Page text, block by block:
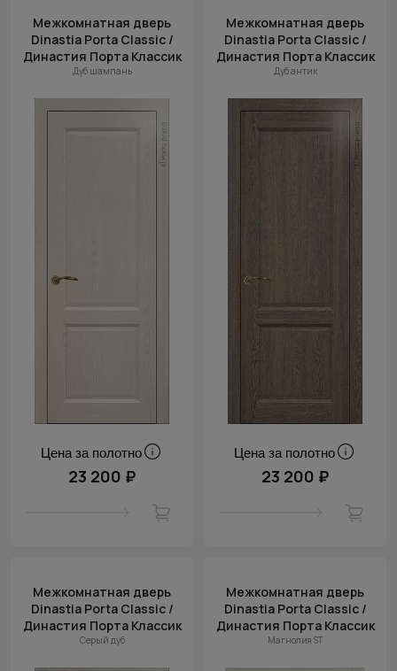
Межкомнатная дверь
Dinastia Porta Classic /
Династия Порта Классик
Дуб шампань
Цена за полотно
23 200 ₽
Межкомнатная дверь
Dinastia Porta Classic /
Династия Порта Классик
Дуб антик
Цена за полотно
23 200 ₽
Межкомнатная дверь
Dinastia Porta Classic /
Династия Порта Классик
Серый дуб
Межкомнатная дверь
Dinastia Porta Classic /
Династия Порта Классик
Магнолия ST